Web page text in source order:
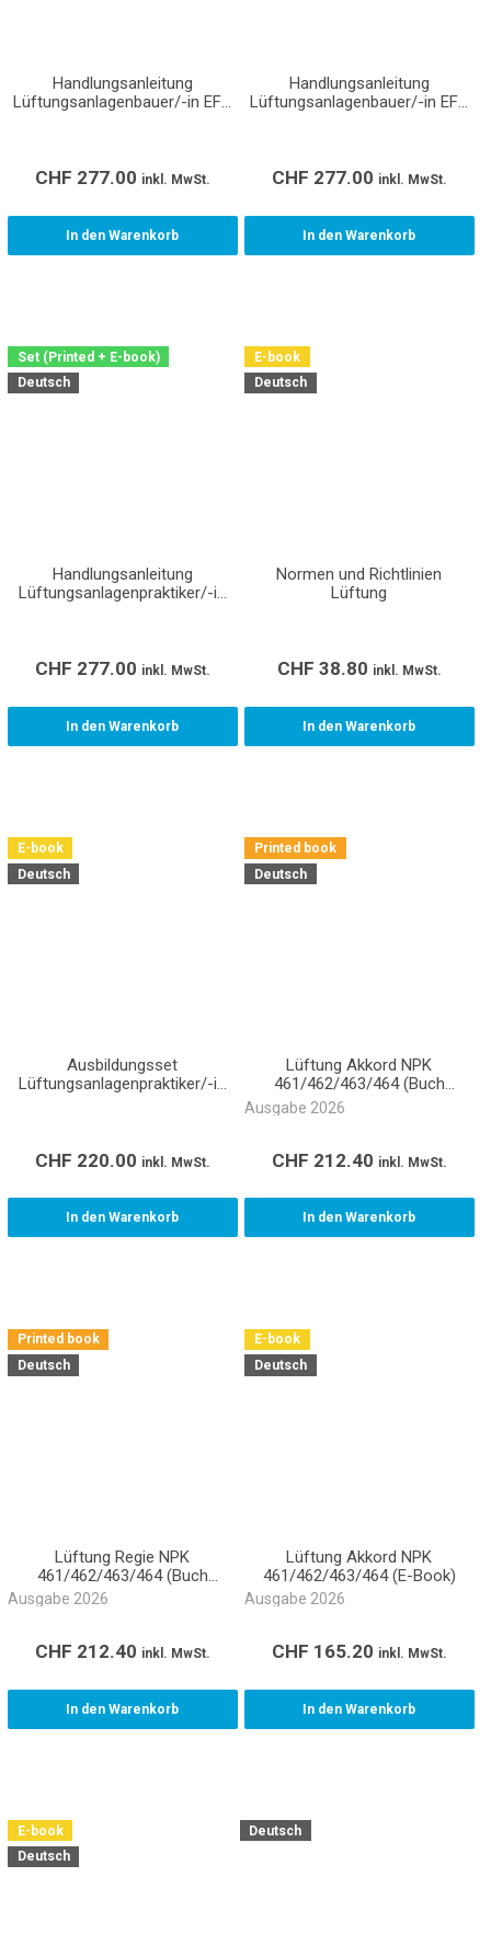
Handlungsanleitung
Lüftungsanlagenbauer/-in EFZ
CHF 277.00 inkl. MwSt.
In den Warenkorb
Handlungsanleitung
Lüftungsanlagenbauer/-in EFZ
überbetriebliche Kurse)
CHF 277.00 inkl. MwSt.
In den Warenkorb
Set (Printed + E-book)
Deutsch
Handlungsanleitung
Lüftungsanlagenpraktiker/-in
CHF 277.00 inkl. MwSt.
In den Warenkorb
E-book
Deutsch
Normen und Richtlinien
Lüftung
CHF 38.80 inkl. MwSt.
In den Warenkorb
E-book
Deutsch
Ausbildungsset
Lüftungsanlagenpraktiker/-in
CHF 220.00 inkl. MwSt.
In den Warenkorb
Printed book
Deutsch
Lüftung Akkord NPK
461/462/463/464 (Buch
gebunden)
Ausgabe 2026
CHF 212.40 inkl. MwSt.
In den Warenkorb
Printed book
Deutsch
Lüftung Regie NPK
461/462/463/464 (Buch
gebunden)
Ausgabe 2026
CHF 212.40 inkl. MwSt.
In den Warenkorb
E-book
Deutsch
Lüftung Akkord NPK
461/462/463/464 (E-Book)
Ausgabe 2026
CHF 165.20 inkl. MwSt.
In den Warenkorb
E-book
Deutsch
Deutsch